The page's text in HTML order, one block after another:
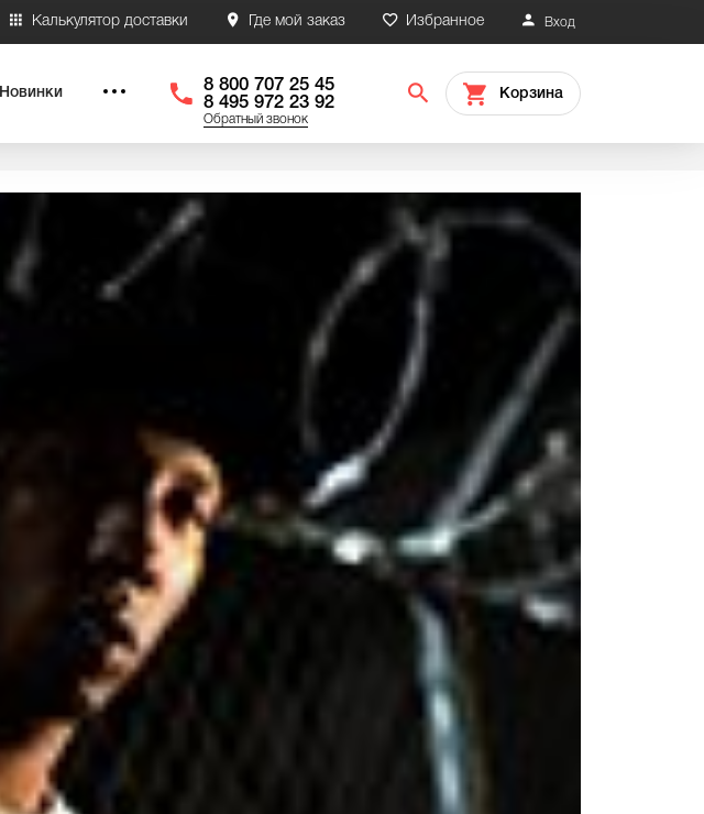
Вход
Избранное
Где мой заказ
Калькулятор доставки
Новинки
8 800 707 25 45
8 495 972 23 92
Обратный звонок
Корзина